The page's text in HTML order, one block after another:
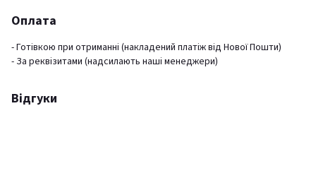
Оплата
- Готівкою при отриманні (накладений платіж від Нової Пошти)
- За реквізитами (надсилають наші менеджери)
Відгуки